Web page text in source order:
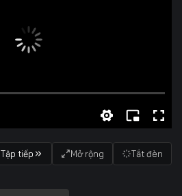
Tập tiếp Mở rộng Tắt đèn